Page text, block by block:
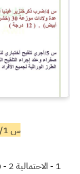
س 1/ عرف ما ياتي ( ثلاث فقط )